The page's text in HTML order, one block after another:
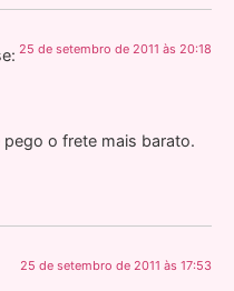
25 de setembro de 2011 às 20:18
o frete mais barato.
25 de setembro de 2011 às 17:53